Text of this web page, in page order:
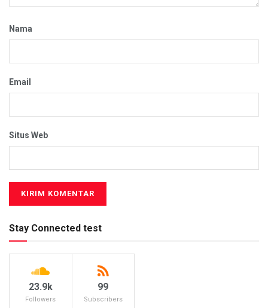
Nama
Email
Situs Web
Stay Connected test
23.9k
Followers
99
Subscribers